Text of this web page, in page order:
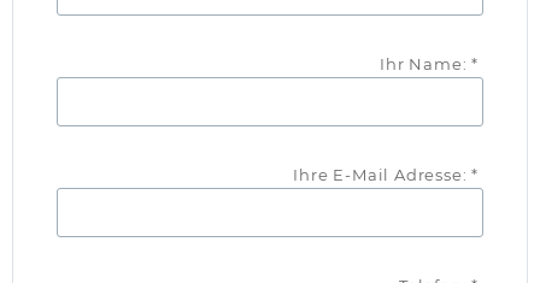
Ihr Name: *
Ihre E-Mail Adresse: *